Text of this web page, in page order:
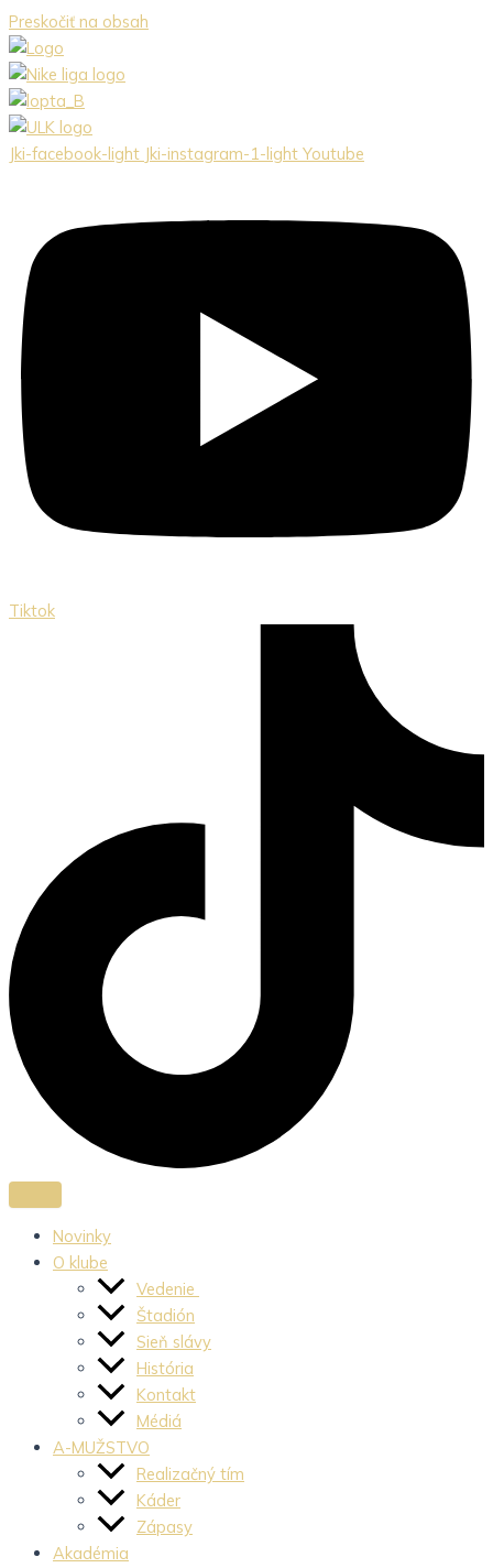
Preskočiť na obsah
Jki-facebook-light Jki-instagram-1-light Youtube
Tiktok
Novinky
O klube
Vedenie
Štadión
Sieň slávy
História
Kontakt
Médiá
A-MUŽSTVO
Realizačný tím
Káder
Zápasy
Akadémia